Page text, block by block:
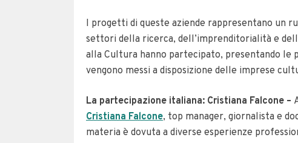
I progetti di queste aziende rappresentano un
settori della ricerca, dell’imprenditorialità e
alla Cultura hanno partecipato, presentando le
vengono messi a disposizione delle imprese
La partecipazione italiana: Cristiana Falcone –
Cristiana Falcone, top manager, giornalista e
materia è dovuta a diverse esperienze